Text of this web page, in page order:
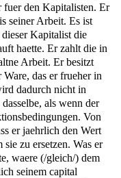
fuer den Kapitalisten. Er
seiner Arbeit. Es ist
Kapitalist die
haette. Er zahlt die in
Arbeit. Er besitzt
das er frueher in
dadurch nicht in
als wenn der
Von
er jaehrlich den Wert
zu ersetzen. Was er
waere (/gleich/) dem
seinem capital